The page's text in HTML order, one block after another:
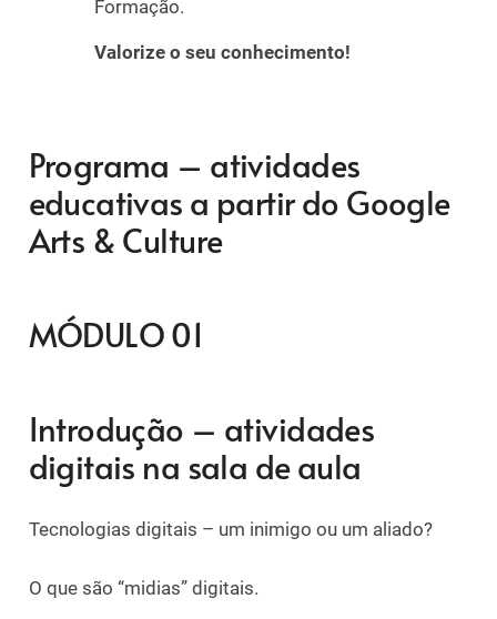
Formação.
Valorize o seu conhecimento!
Programa – atividades
educativas a partir do Google
Arts & Culture
MÓDULO 01
Introdução – atividades
digitais na sala de aula
Tecnologias digitais – um inimigo ou um aliado?
O que são “midias” digitais.